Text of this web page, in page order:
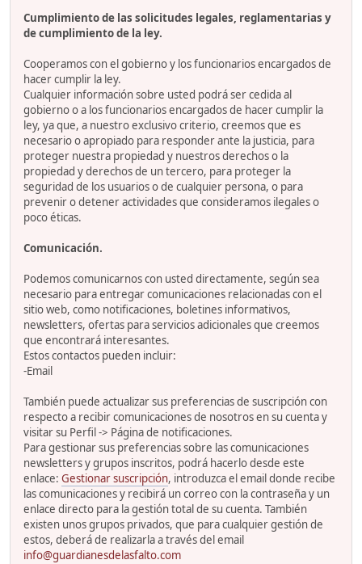
Cumplimiento de las solicitudes legales, reglamentarias y
de cumplimiento de la ley.
Cooperamos con el gobierno y los funcionarios encargados de
hacer cumplir la ley.
Cualquier información sobre usted podrá ser cedida al
gobierno o a los funcionarios encargados de hacer cumplir la
ley, ya que, a nuestro exclusivo criterio, creemos que es
necesario o apropiado para responder ante la justicia, para
proteger nuestra propiedad y nuestros derechos o la
propiedad y derechos de un tercero, para proteger la
seguridad de los usuarios o de cualquier persona, o para
prevenir o detener actividades que consideramos ilegales o
poco éticas.
Comunicación.
Podemos comunicarnos con usted directamente, según sea
necesario para entregar comunicaciones relacionadas con el
sitio web, como notificaciones, boletines informativos,
newsletters, ofertas para servicios adicionales que creemos
que encontrará interesantes.
Estos contactos pueden incluir:
-Email
También puede actualizar sus preferencias de suscripción con
respecto a recibir comunicaciones de nosotros en su cuenta y
visitar su Perfil -> Página de notificaciones.
Para gestionar sus preferencias sobre las comunicaciones
newsletters y grupos inscritos, podrá hacerlo desde este
enlace: Gestionar suscripción, introduzca el email donde recibe
las comunicaciones y recibirá un correo con la contraseña y un
enlace directo para la gestión total de su cuenta. También
existen unos grupos privados, que para cualquier gestión de
estos, deberá de realizarla a través del email
info@guardianesdelasfalto.com